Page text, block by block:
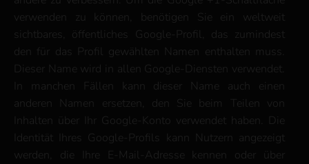
verwenden zu können, benötigen Sie ein weltweit
sichtbares, öffentliches Google-Profil, das zumindest
den für das Profil gewählten Namen enthalten muss.
Dieser Name wird in allen Google-Diensten verwendet.
In manchen Fällen kann dieser Name auch einen
anderen Namen ersetzen, den Sie beim Teilen von
Inhalten über Ihr Google-Konto verwendet haben. Die
Identität Ihres Google-Profils kann Nutzern angezeigt
werden, die Ihre E-Mail-Adresse kennen oder über